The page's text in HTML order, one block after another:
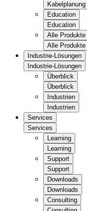
Kabelplanung
Education
Education
Alle Produkte
Alle Produkte
Industrie-Lösungen
Industrie-Lösungen
Überblick
Überblick
Industrien
Industrien
Services
Services
Learning
Learning
Support
Support
Downloads
Downloads
Consulting